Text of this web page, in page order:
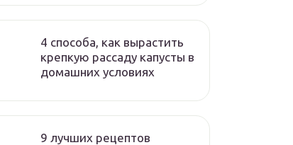
4 способа, как вырастить
крепкую рассаду капусты в
домашних условиях
9 лучших рецептов